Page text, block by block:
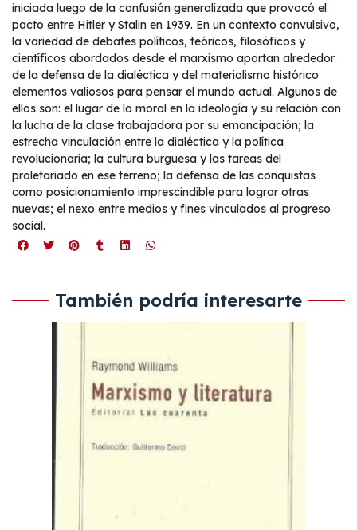
iniciada luego de la confusión generalizada que provocó el
pacto entre Hitler y Stalin en 1939. En un contexto convulsivo,
la variedad de debates políticos, teóricos, filosóficos y
científicos abordados desde el marxismo aportan alrededor
de la defensa de la dialéctica y del materialismo histórico
elementos valiosos para pensar el mundo actual. Algunos de
ellos son: el lugar de la moral en la ideología y su relación con
la lucha de la clase trabajadora por su emancipación; la
estrecha vinculación entre la dialéctica y la política
revolucionaria; la cultura burguesa y las tareas del
proletariado en ese terreno; la defensa de las conquistas
como posicionamiento imprescindible para lograr otras
nuevas; el nexo entre medios y fines vinculados al progreso
social.
También podría interesarte